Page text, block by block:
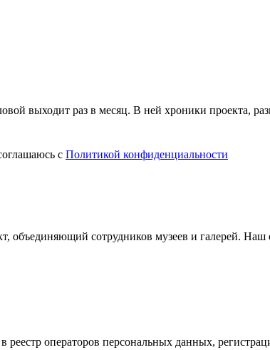
выходит раз в месяц. В ней хроники проекта,
с Политикой конфиденциальности
сотрудников музеев и галерей.
реестр операторов персональных данных,